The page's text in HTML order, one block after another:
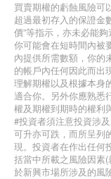
買賣期權的虧蝕風險可
超過最初存入的保證金
價”等指示，亦未必能
你可能會在短時間內被
內提供所需數額，你的
的帳戶內任何因此而出
理解期權以及根據本身
適合你。另外你應熟悉
權及期權到期時的權利
#投資者須注意投資涉
可升亦可跌，而所呈列
現。投資者在作出任何
括當中所載之風險因素
於新興市場所涉及的風